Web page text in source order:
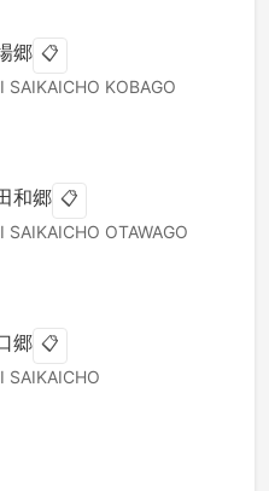
郷 📋
SAIKAICHO KOBAGO
和郷 📋
SAIKAICHO OTAWAGO
郷 📋
SAIKAICHO